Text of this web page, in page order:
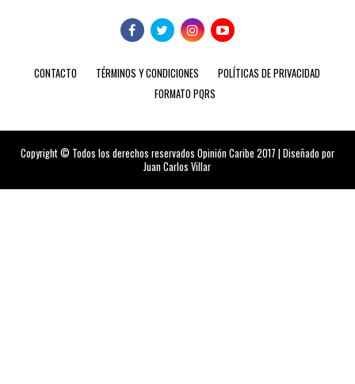
CONTACTO TÉRMINOS Y CONDICIONES
POLÍTICAS DE PRIVACIDAD
FORMATO PQRS
Copyright © Todos los derechos reservados Opinión Caribe 2017 | Diseñado por
Juan Carlos Villar